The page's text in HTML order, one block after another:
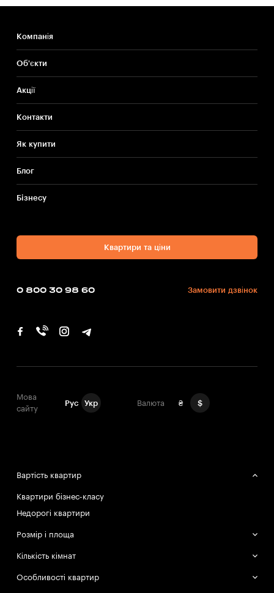
Компанія
Об'єкти
Акції
Контакти
Як купити
Блог
Бiзнесу
Квартири та ціни
0 800 30 98 60 Замовити дзвінок
Мова
сайту
Рус Укр Валюта ₴ $
Вартість квартир
Квартири бізнес-класу
Недорогі квартири
Розмір і площа
Великі квартири
Маленькі квартири
Кількість кімнат
Однокімнатні квартири
Особливості квартир